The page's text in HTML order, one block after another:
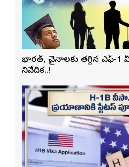
భారత్, చైనాలకు తగ్గిన ఎఫ్-1
నివేదిక..!